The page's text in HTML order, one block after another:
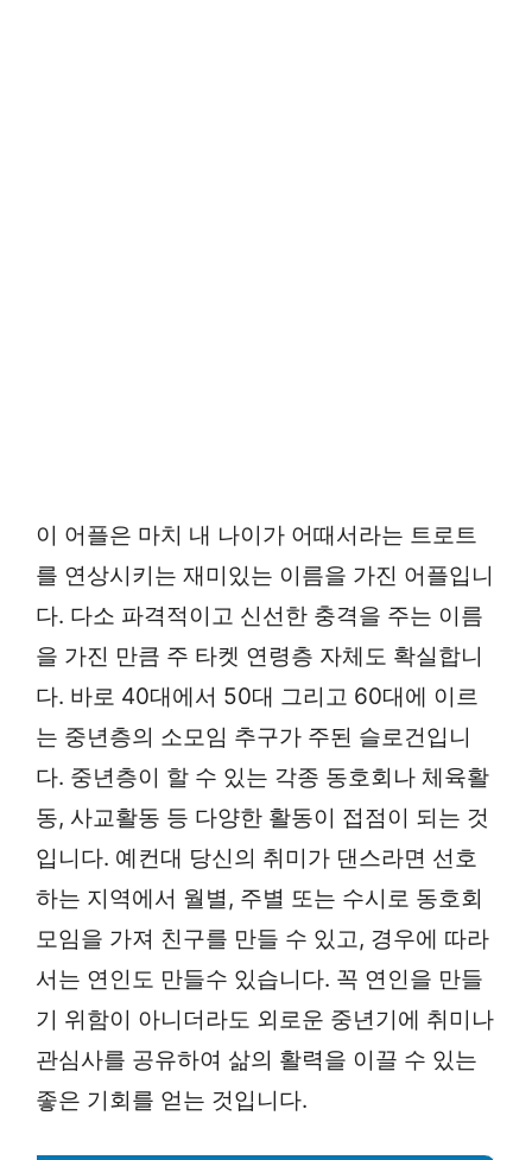
이 어플은 마치 내 나이가 어때서라는 트로트
를 연상시키는 재미있는 이름을 가진 어플입니
다. 다소 파격적이고 신선한 충격을 주는 이름
을 가진 만큼 주 타켓 연령층 자체도 확실합니
다. 바로 40대에서 50대 그리고 60대에 이르
는 중년층의 소모임 추구가 주된 슬로건입니
다. 중년층이 할 수 있는 각종 동호회나 체육활
동, 사교활동 등 다양한 활동이 접점이 되는 것
입니다. 예컨대 당신의 취미가 댄스라면 선호
하는 지역에서 월별, 주별 또는 수시로 동호회
모임을 가져 친구를 만들 수 있고, 경우에 따라
서는 연인도 만들수 있습니다. 꼭 연인을 만들
기 위함이 아니더라도 외로운 중년기에 취미나
관심사를 공유하여 삶의 활력을 이끌 수 있는
좋은 기회를 얻는 것입니다.